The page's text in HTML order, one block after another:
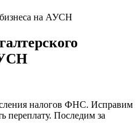
налогов ФНС. Исправим
переплату. Последим за